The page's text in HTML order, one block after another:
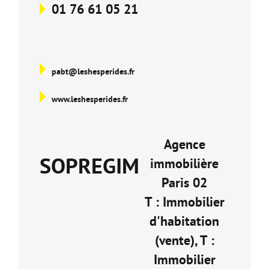
01 76 61 05 21
pabt@leshesperides.fr
www.leshesperides.fr
SOPREGIM
Agence
immobilière
Paris 02
T : Immobilier
d'habitation
(vente), T :
Immobilier